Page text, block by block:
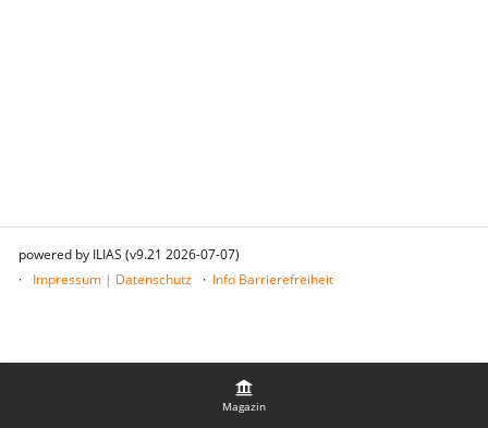
Magazin
powered by ILIAS (v9.21 2026-07-07)
Impressum | Datenschutz
Info Barrierefreiheit